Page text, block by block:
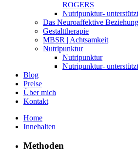
ROGERS
Nutripunktur-
Das Neuroaffektive
Gestalttherapie
MBSR | Achtsamkeit
Nutripunktur
Nutripunktur
Nutripunktur-
Blog
Preise
Über mich
Kontakt
Home
Innehalten
Methoden